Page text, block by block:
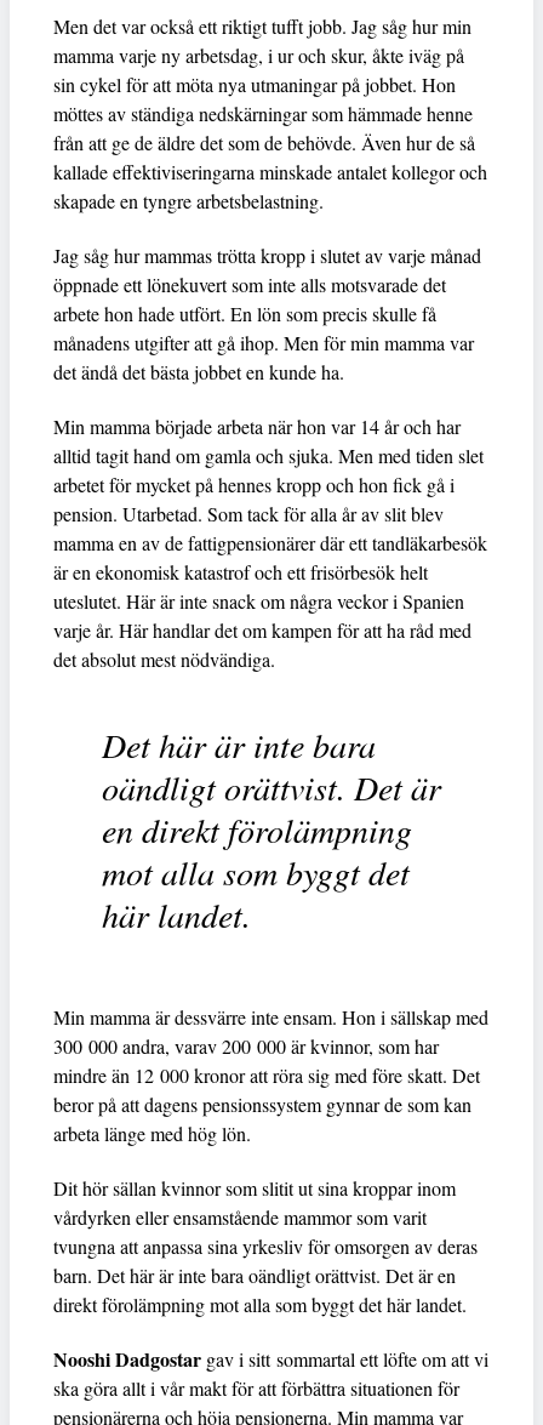
Men det var också ett riktigt tufft jobb. Jag såg hur min
mamma varje ny arbetsdag, i ur och skur, åkte iväg på
sin cykel för att möta nya utmaningar på jobbet. Hon
möttes av ständiga nedskärningar som hämmade henne
från att ge de äldre det som de behövde. Även hur de så
kallade effektiviseringarna minskade antalet kollegor och
skapade en tyngre arbetsbelastning.
Jag såg hur mammas trötta kropp i slutet av varje månad
öppnade ett lönekuvert som inte alls motsvarade det
arbete hon hade utfört. En lön som precis skulle få
månadens utgifter att gå ihop. Men för min mamma var
det ändå det bästa jobbet en kunde ha.
Min mamma började arbeta när hon var 14 år och har
alltid tagit hand om gamla och sjuka. Men med tiden slet
arbetet för mycket på hennes kropp och hon fick gå i
pension. Utarbetad. Som tack för alla år av slit blev
mamma en av de fattigpensionärer där ett tandläkarbesök
är en ekonomisk katastrof och ett frisörbesök helt
uteslutet. Här är inte snack om några veckor i Spanien
varje år. Här handlar det om kampen för att ha råd med
det absolut mest nödvändiga.
Det här är inte bara
oändligt orättvist. Det är
en direkt förolämpning
mot alla som byggt det
här landet.
Min mamma är dessvärre inte ensam. Hon i sällskap med
300 000 andra, varav 200 000 är kvinnor, som har
mindre än 12 000 kronor att röra sig med före skatt. Det
beror på att dagens pensionssystem gynnar de som kan
arbeta länge med hög lön.
Dit hör sällan kvinnor som slitit ut sina kroppar inom
vårdyrken eller ensamstående mammor som varit
tvungna att anpassa sina yrkesliv för omsorgen av deras
barn. Det här är inte bara oändligt orättvist. Det är en
direkt förolämpning mot alla som byggt det här landet.
Nooshi Dadgostar gav i sitt sommartal ett löfte om att vi
ska göra allt i vår makt för att förbättra situationen för
pensionärerna och höja pensionerna. Min mamma var